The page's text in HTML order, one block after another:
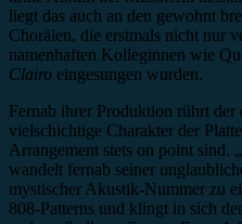
liegt das auch an den gewohnt
Chorälen, die erstmals nicht nur
namenhaften Kolleginnen wie
Clairo eingesungen wurden.
Fernab ihrer Produktion rührt der
vielschichtige Charakter der
Arrangement stets on point sind.
wandelt fernab seiner
mystischer Akustik-Nummer zu
808-Patterns und klingt in sich